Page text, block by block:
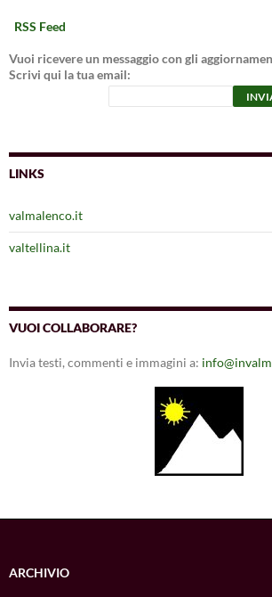
RSS Feed
Vuoi ricevere un messaggio con gli
Scrivi qui la tua email:
LINKS
valmalenco.it
valtellina.it
VUOI COLLABORARE?
Invia testi, commenti e immagini a:
ARCHIVIO